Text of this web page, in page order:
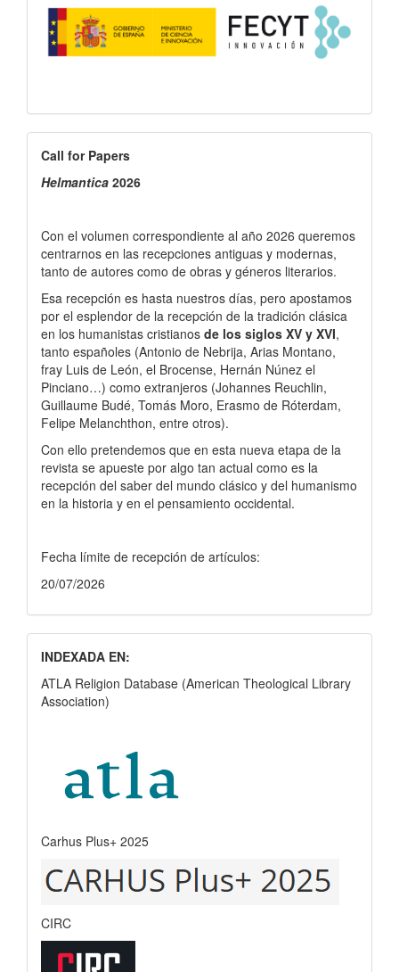
for
Papers
Call for Papers
Helmantica 2026
Con el volumen correspondiente al año 2026 queremos
centrarnos en las recepciones antiguas y modernas,
tanto de autores como de obras y géneros literarios.
Esa recepción es hasta nuestros días, pero apostamos
por el esplendor de la recepción de la tradición clásica
en los humanistas cristianos de los siglos XV y XVI,
tanto españoles (Antonio de Nebrija, Arias Montano,
fray Luis de León, el Brocense, Hernán Núnez el
Pinciano…) como extranjeros (Johannes Reuchlin,
Guillaume Budé, Tomás Moro, Erasmo de Róterdam,
Felipe Melanchthon, entre otros).
Con ello pretendemos que en esta nueva etapa de la
revista se apueste por algo tan actual como es la
recepción del saber del mundo clásico y del humanismo
en la historia y en el pensamiento occidental.
Fecha límite de recepción de artículos:
20/07/2026
INDEXADA EN:
ATLA Religion Database (American Theological Library
Association)
Carhus Plus+ 2025
CIRC